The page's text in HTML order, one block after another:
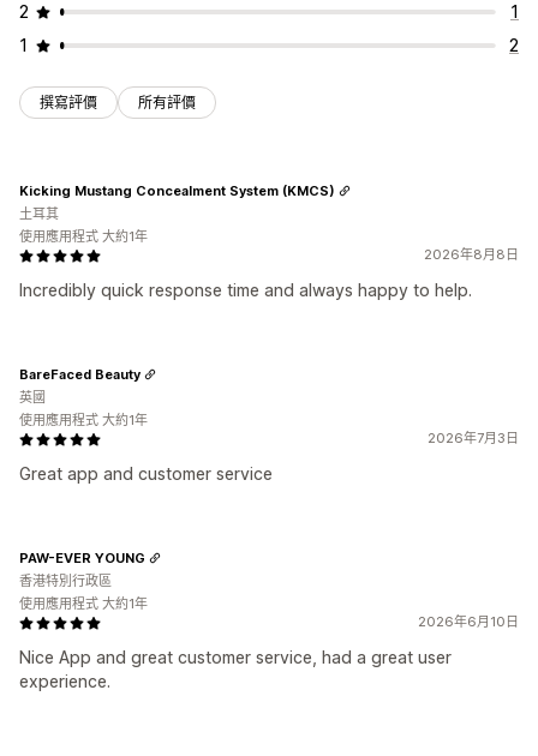
2
1
1
2
撰寫評價 所有評價
2026年8月8日
Incredibly quick response time and always happy to help.
Kicking Mustang Concealment System (KMCS)
土耳其
使用應用程式 大約1年
2026年7月3日
Great app and customer service
BareFaced Beauty
英國
使用應用程式 大約1年
2026年6月10日
Nice App and great customer service, had a great user
experience.
PAW-EVER YOUNG
香港特別行政區
使用應用程式 大約1年